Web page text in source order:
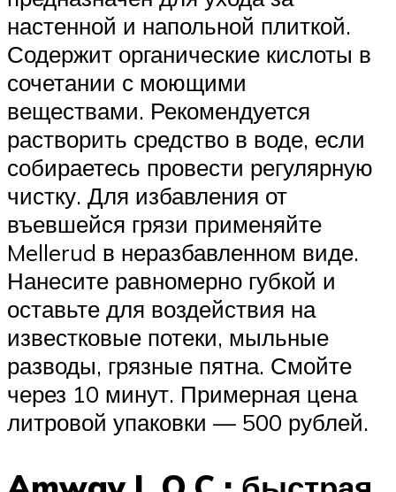
настенной и напольной плиткой.
Содержит органические кислоты в
сочетании с моющими
веществами. Рекомендуется
растворить средство в воде, если
собираетесь провести регулярную
чистку. Для избавления от
въевшейся грязи применяйте
Mellerud в неразбавленном виде.
Нанесите равномерно губкой и
оставьте для воздействия на
известковые потеки, мыльные
разводы, грязные пятна. Смойте
через 10 минут. Примерная цена
литровой упаковки — 500 рублей.